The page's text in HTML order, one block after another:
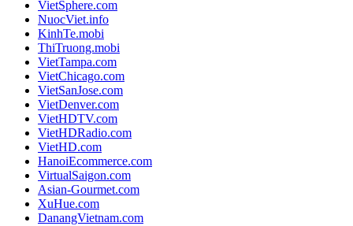
VietSphere.com
NuocViet.info
KinhTe.mobi
ThiTruong.mobi
VietTampa.com
VietChicago.com
VietSanJose.com
VietDenver.com
VietHDTV.com
VietHDRadio.com
VietHD.com
HanoiEcommerce.com
VirtualSaigon.com
Asian-Gourmet.com
XuHue.com
DanangVietnam.com